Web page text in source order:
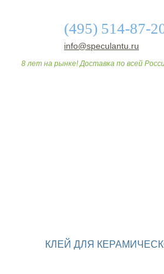
(495) 514-87-
info@speculantu.ru
8 лет на рынке! Доставка по всей
КЛЕЙ ДЛЯ